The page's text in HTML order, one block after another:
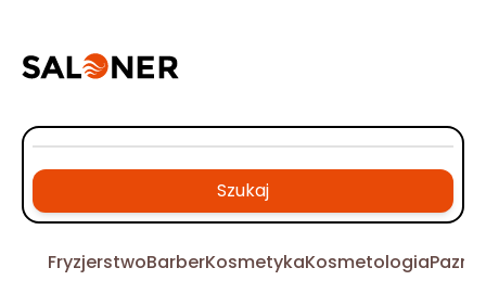
Szukaj
FryzjerstwoBarberKosmetykaKosmetologia